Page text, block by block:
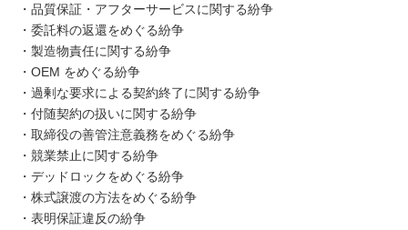
・品質保証・アフターサービスに関する紛争
・委託料の返還をめぐる紛争
・製造物責任に関する紛争
・OEM をめぐる紛争
・過剰な要求による契約終了に関する紛争
・付随契約の扱いに関する紛争
・取締役の善管注意義務をめぐる紛争
・競業禁止に関する紛争
・デッドロックをめぐる紛争
・株式譲渡の方法をめぐる紛争
・表明保証違反の紛争